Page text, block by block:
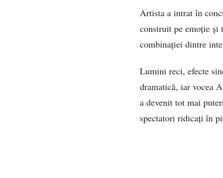
Artista a intrat în
construit pe emoție și
combinației dintre
Lumini reci, efecte
dramatică, iar vocea
a devenit tot mai
spectatori ridicați în